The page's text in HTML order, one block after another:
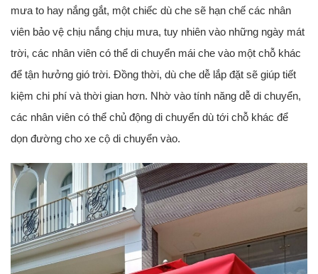
mưa to hay nắng gắt, một chiếc dù che sẽ hạn chế các nhân
viên bảo vệ chịu nắng chịu mưa, tuy nhiên vào những ngày mát
trời, các nhân viên có thể di chuyển mái che vào một chỗ khác
để tận hưởng gió trời. Đồng thời, dù che dễ lắp đặt sẽ giúp tiết
kiệm chi phí và thời gian hơn. Nhờ vào tính năng dễ di chuyển,
các nhân viên có thể chủ động di chuyển dù tới chỗ khác để
dọn đường cho xe cộ di chuyển vào.